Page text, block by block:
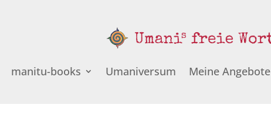
manitu-books Umaniversum Meine Angebote